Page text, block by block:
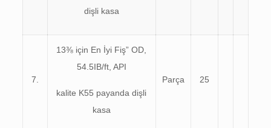
dişli kasa
7.
13⅜ için En İyi Fiş” OD,
54.5IB/ft, API
kalite K55 payanda dişli
kasa
Parça 25